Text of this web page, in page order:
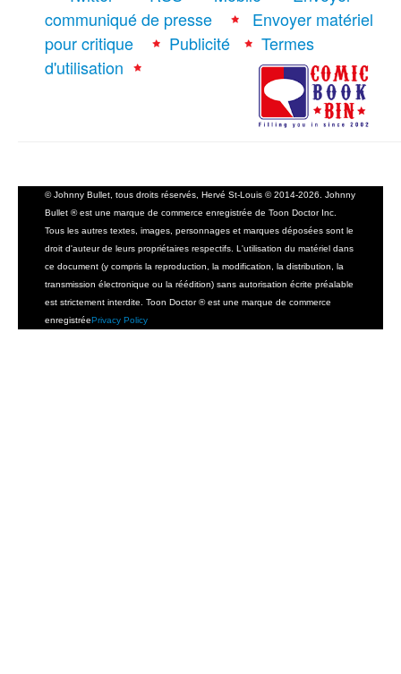
communiqué de presse
Envoyer matériel
pour critique
Publicité
Termes
d'utilisation
© Johnny Bullet, tous droits réservés, Hervé St-Louis © 2014-2026. Johnny
Bullet ® est une marque de commerce enregistrée de Toon Doctor Inc.
Tous les autres textes, images, personnages et marques déposées sont le
droit d'auteur de leurs propriétaires respectifs. L'utilisation du matériel dans
ce document (y compris la reproduction, la modification, la distribution, la
transmission électronique ou la réédition) sans autorisation écrite préalable
est strictement interdite. Toon Doctor ® est une marque de commerce
enregistréePrivacy Policy